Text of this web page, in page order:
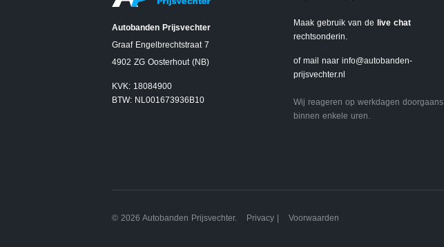
Autobanden Prijsvechter
Graaf Engelbrechtstraat 7
4902 ZG Oosterhout (NB)
KVK: 18084900
BTW: NL001673936B10
Maak gebruik van de live chat
rechtsonderin.
of mail naar info@autobanden-
prijsvechter.nl
Wij reageren op werkdagen doorgaans
binnen enkele uren.
© 2026 Autobanden Prijsvechter. Privacy | Voorwaarden